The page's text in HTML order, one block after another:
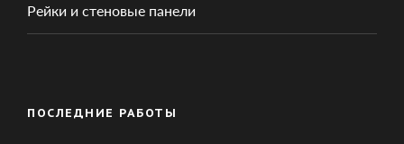
Рейки и стеновые панели
ПОСЛЕДНИЕ РАБОТЫ